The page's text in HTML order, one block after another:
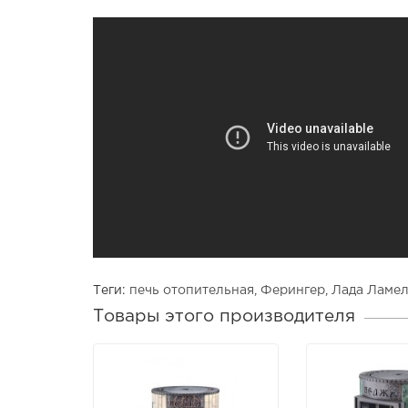
Теги: печь отопительная Ферингер Лада
Товары этого производителя